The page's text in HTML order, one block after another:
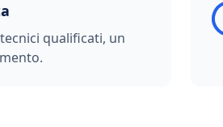
qualificati, un